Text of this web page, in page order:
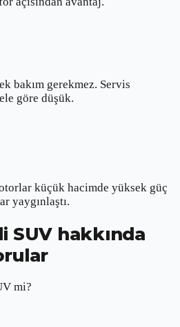
bakım gerekmez. Servis
göre düşük.
küçük hacimde yüksek güç
yaygınlaştı.
SUV hakkında
mi?